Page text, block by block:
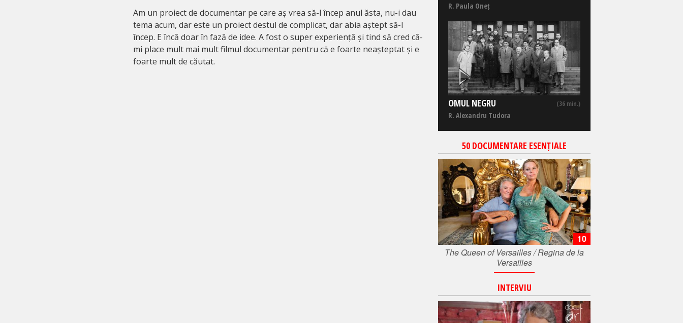
Am un proiect de documentar pe care aș vrea să-l încep anul ăsta, nu-i dau
tema acum, dar este un proiect destul de complicat, dar abia aștept să-l
încep. E încă doar în fază de idee. A fost o super experiență și tind să cred că-
mi place mult mai mult filmul documentar pentru că e foarte neașteptat și e
foarte mult de căutat.
R. Paula Oneț
OMUL NEGRU (36 min.)
R. Alexandru Tudora
50 DOCUMENTARE ESENȚIALE
The Queen of Versailles / Regina de la
Versailles
10
INTERVIU